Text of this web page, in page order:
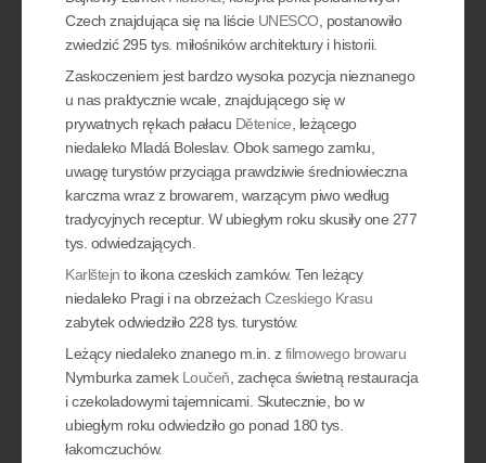
Czech znajdująca się na liście UNESCO, postanowiło
zwiedzić 295 tys. miłośników architektury i historii.
Zaskoczeniem jest bardzo wysoka pozycja nieznanego
u nas praktycznie wcale, znajdującego się w
prywatnych rękach pałacu Dětenice , leżącego
niedaleko Mladá Boleslav. Obok samego zamku,
uwagę turystów przyciąga prawdziwie średniowieczna
karczma wraz z browarem, warzącym piwo według
tradycyjnych receptur. W ubiegłym roku skusiły one 277
tys. odwiedzających.
Karlštejn to ikona czeskich zamków. Ten leżący
niedaleko Pragi i na obrzeżach Czeskiego Krasu
zabytek odwiedziło 228 tys. turystów.
Leżący niedaleko znanego m.in. zfilmowego browaru
Nymburka zamek Loučeň , zachęca świetną restauracja
i czekoladowymi tajemnicami. Skutecznie, bo w
ubiegłym roku odwiedziło go ponad 180 tys.
łakomczuchów.